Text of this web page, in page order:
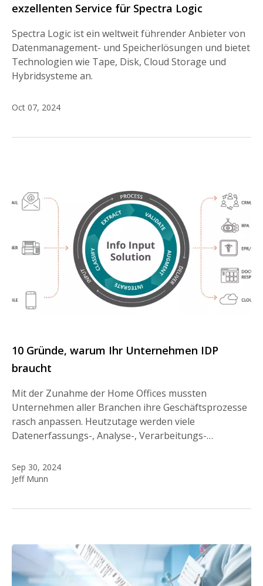
exzellenten Service für Spectra Logic
Spectra Logic ist ein weltweit führender Anbieter von
Datenmanagement- und Speicherlösungen und bietet
Technologien wie Tape, Disk, Cloud Storage und
Hybridsysteme an.
Oct 07, 2024
10 Gründe, warum Ihr Unternehmen IDP
braucht
Mit der Zunahme der Home Offices mussten
Unternehmen aller Branchen ihre Geschäftsprozesse
rasch anpassen. Heutzutage werden viele
Datenerfassungs-, Analyse-, Verarbeitungs-…
Sep 30, 2024
Jeff Munn